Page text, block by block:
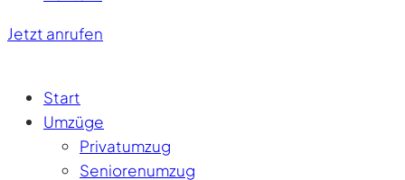
Jetzt anrufen
Start
Umzüge
Privatumzug
Seniorenumzug